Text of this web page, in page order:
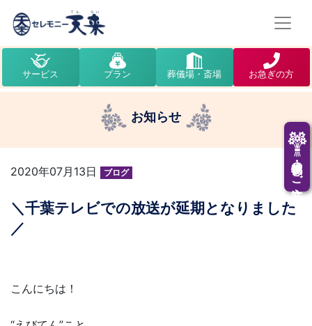
供花・供物のご注文
サービス プラン 葬儀場・斎場 お急ぎの方
お知らせ
2020年07月13日 ブログ
＼千葉テレビでの放送が延期となりました
／
こんにちは！